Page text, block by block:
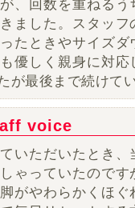
、回数を重ねる
ました。スタッ
たときやサイズ
優しく親身に対
が最後まで続けて
voice
いただいたとき
ゃっていたので
がやわらかくほ